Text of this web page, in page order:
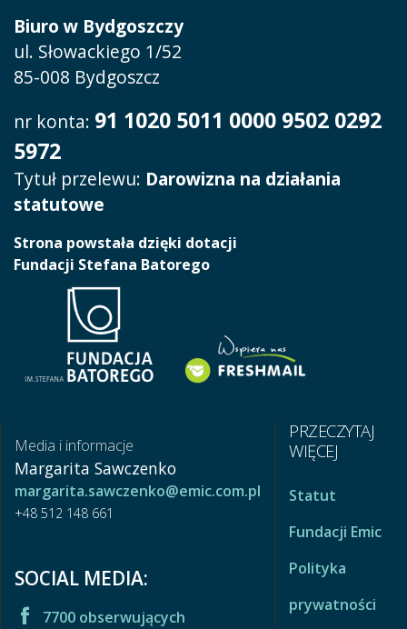
Biuro w Bydgoszczy
ul. Słowackiego 1/52
85-008 Bydgoszcz
nr konta: 91 1020 5011 0000 9502 0292
5972
Tytuł przelewu: Darowizna na działania
statutowe
Strona powstała dzięki dotacji
Fundacji Stefana Batorego
Media i informacje
Margarita Sawczenko
margarita.sawczenko@emic.com.pl
+48 512 148 661
SOCIAL MEDIA:
7700 obserwujących
PRZECZYTAJ
WIĘCEJ
Statut
Fundacji Emic
Polityka
prywatności